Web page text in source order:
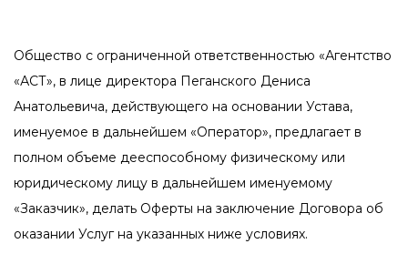
Общество с ограниченной ответственностью «Агентство
«АСТ», в лице директора Пеганского Дениса
Анатольевича, действующего на основании Устава,
именуемое в дальнейшем «Оператор», предлагает в
полном объеме дееспособному физическому или
юридическому лицу в дальнейшем именуемому
«Заказчик», делать Оферты на заключение Договора об
оказании Услуг на указанных ниже условиях.